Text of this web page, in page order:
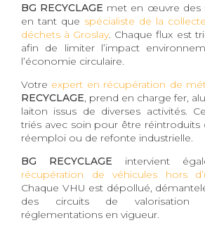
BG RECYCLAGE met en œuvre des
en tant que spécialiste de la
déchets à Groslay. Chaque flux est
afin de limiter l’impact
l’économie circulaire.
Votre expert en récupération de
RECYCLAGE, prend en charge fer,
laiton issus de diverses activités.
triés avec soin pour être réintroduits
réemploi ou de refonte industrielle.
BG RECYCLAGE intervient
récupération de véhicules hors
Chaque VHU est dépollué,
des circuits de valorisation
réglementations en vigueur.